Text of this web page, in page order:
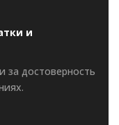
и
за достоверность